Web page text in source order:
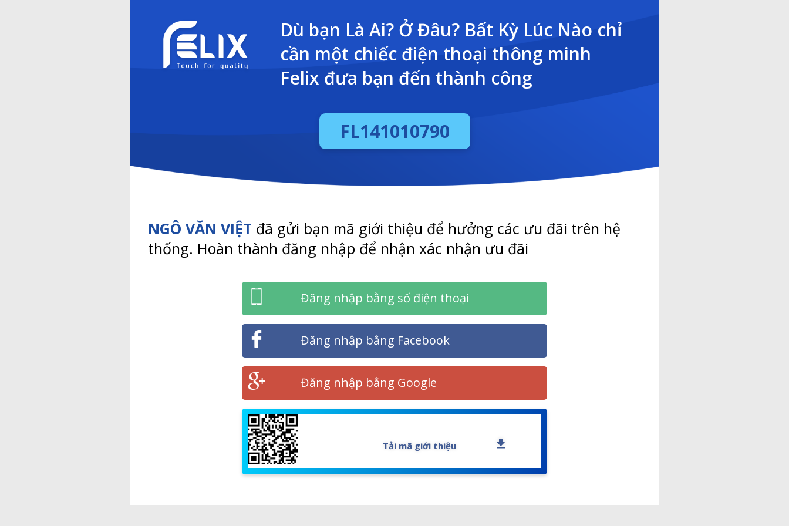
Dù bạn Là Ai? Ở Đâu? Bất Kỳ Lúc Nào chỉ
cần một chiếc điện thoại thông minh
Felix đưa bạn đến thành công
FL141010790
NGÔ VĂN VIỆT đã gửi bạn mã giới thiệu để hưởng các ưu đãi trên hệ
thống. Hoàn thành đăng nhập để nhận xác nhận ưu đãi
Đăng nhập bằng số điện thoại
Đăng nhập bằng Facebook
Đăng nhập bằng Google
Tải mã giới thiệu